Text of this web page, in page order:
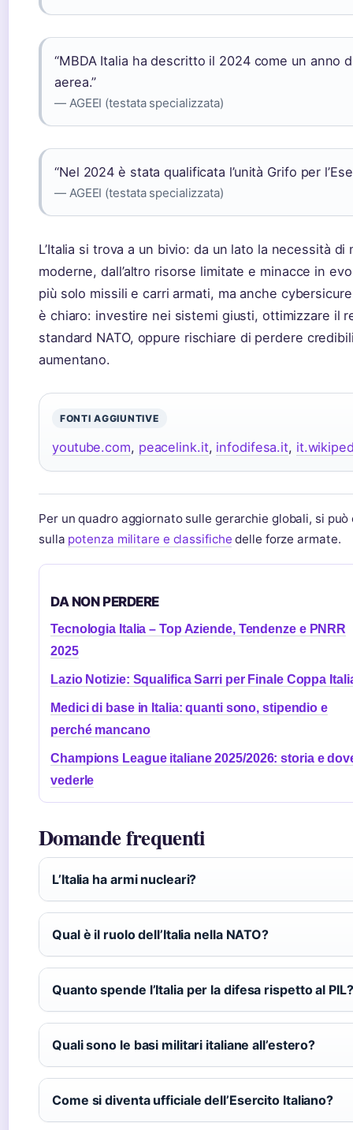
“MBDA Italia ha descritto il 2024 come un
aerea.”
— AGEEI (testata specializzata)
“Nel 2024 è stata qualificata l’unità Grifo per
— AGEEI (testata specializzata)
L’Italia si trova a un bivio: da un lato la necessità
moderne, dall’altro risorse limitate e minacce in
più solo missili e carri armati, ma anche
è chiaro: investire nei sistemi giusti, ottimizzare il
standard NATO, oppure rischiare di perdere
aumentano.
FONTI AGGIUNTIVE
youtube.com, peacelink.it, infodifesa.it,
Per un quadro aggiornato sulle gerarchie globali, si
sulla potenza militare e classifiche delle forze armate.
DA NON PERDERE
Tecnologia Italia – Top Aziende, Tendenze e PNRR
2025
Lazio Notizie: Squalifica Sarri per Finale Coppa
Medici di base in Italia: quanti sono, stipendio e
perché mancano
Champions League italiane 2025/2026: storia e
vederle
Domande frequenti
L’Italia ha armi nucleari?
Qual è il ruolo dell’Italia nella NATO?
Quanto spende l’Italia per la difesa rispetto al PIL?
Quali sono le basi militari italiane all’estero?
Come si diventa ufficiale dell’Esercito Italiano?